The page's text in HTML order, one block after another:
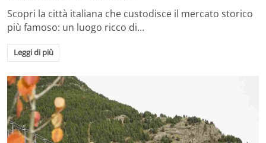
Scopri la città italiana che custodisce il mercato storico
più famoso: un luogo ricco di…
Leggi di più